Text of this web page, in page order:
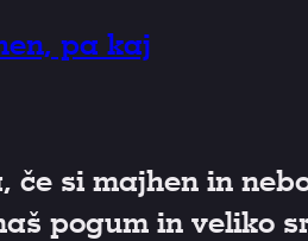
če si majhen in
pogum in veliko